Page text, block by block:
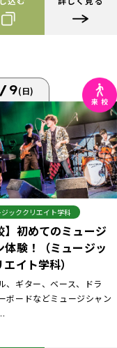
9(日)
ジッククリエイト学科
】初めてのミュージ
体験！（ミュージッ
イト学科）
、ギター、ベース、ドラ
ボードなどミュージシャン